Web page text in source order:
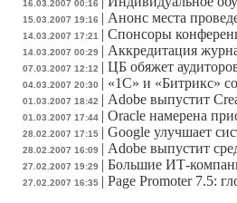
16.03.2007 00:16
15.03.2007 19:16 | Анонс места
14.03.2007 17:21 | Спонсоры
14.03.2007 00:29 | Аккредитация
07.03.2007 12:12 | ЦБ обяжет
04.03.2007 20:30 | «1С» и «Битрикс»
01.03.2007 18:42 | Adobe выпустит
01.03.2007 17:44 | Oracle намерена
28.02.2007 17:15 | Google улучшает
28.02.2007 16:09 | Adobe выпустит
27.02.2007 19:29 | Большие ИТ-
27.02.2007 16:35 | Page Promoter 7.5: